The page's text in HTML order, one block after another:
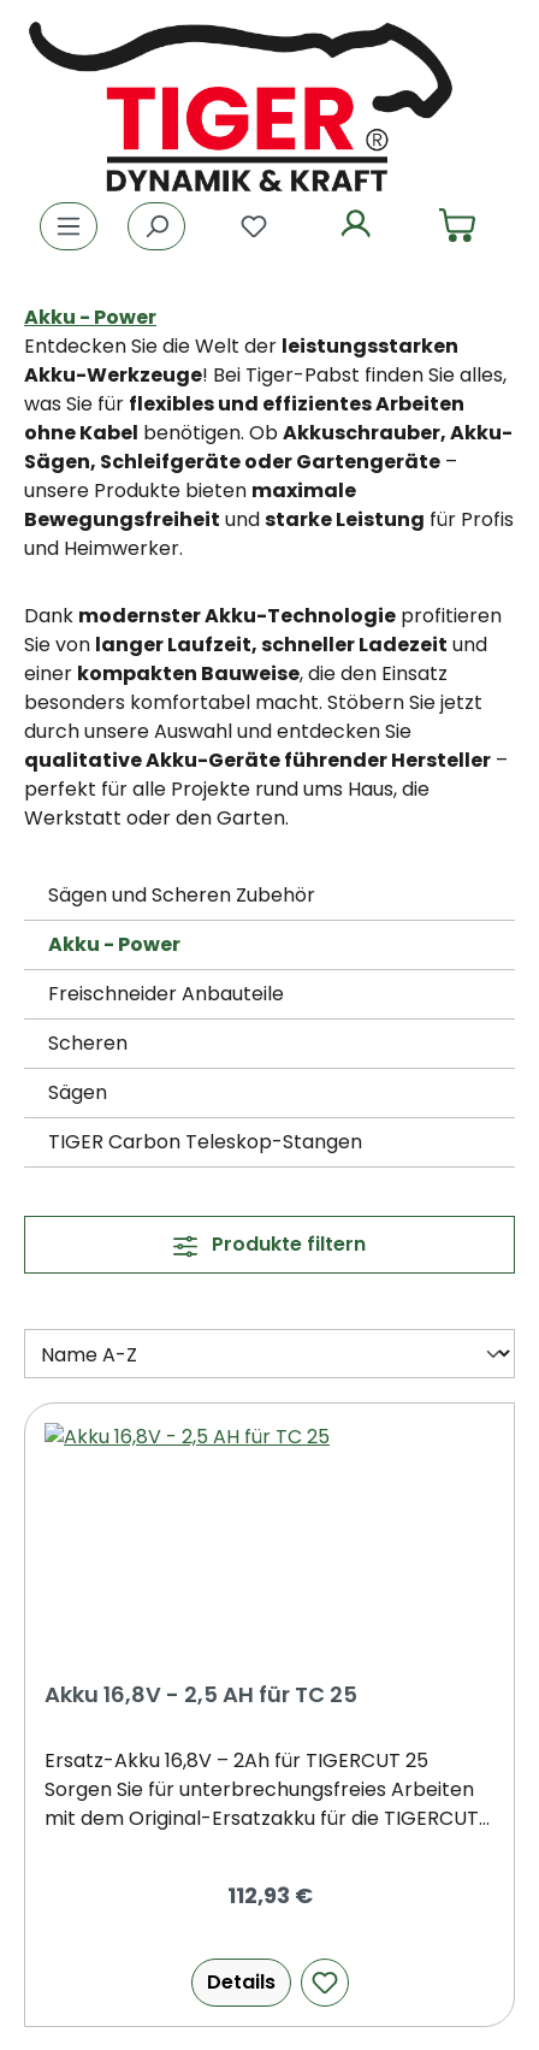
Zum Hauptinhalt springen
Du hast 0 Produkte auf
Akku - Power
Entdecken Sie die Welt der leistungsstarken
Akku-Werkzeuge! Bei Tiger-Pabst finden Sie alles,
was Sie für flexibles und effizientes Arbeiten
ohne Kabel benötigen. ObAkkuschrauber, Akku-
Sägen, Schleifgeräte oder Gartengeräte –
unsere Produkte bieten maximale
Bewegungsfreiheit undstarke Leistung für Profis
und Heimwerker.
Dank modernster Akku-Technologie profitieren
Sie von langer Laufzeit, schneller Ladezeit und
einer kompakten Bauweise, die den Einsatz
besonders komfortabel macht. Stöbern Sie jetzt
durch unsere Auswahl und entdecken Sie
qualitative Akku-Geräte führender Hersteller –
perfekt für alle Projekte rund ums Haus, die
Werkstatt oder den Garten.
Sägen und Scheren Zubehör
Akku - Power
Freischneider Anbauteile
Scheren
Sägen
TIGER Carbon Teleskop-Stangen
Produkte filtern
Akku 16,8V - 2,5 AH für TC 25
Ersatz-Akku 16,8V – 2Ah für TIGERCUT 25
Sorgen Sie für unterbrechungsfreies Arbeiten
mit dem Original-Ersatzakku für die TIGERCUT
Ionen-Akku eine lange Betriebsdauer und
Speziell für die TIGERCUT 25 entwickelt.-
Leistungsstark & zuverlässig – Ideal für Garten-,
Obst- und Weinbau.- Schnellladefunktion – In
112,93 €
Details